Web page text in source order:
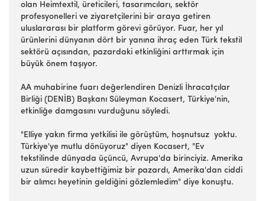
olan Heimtextil, üreticileri, tasarımcıları, sektör
profesyonelleri ve ziyaretçilerini bir araya getiren
uluslararası bir platform görevi görüyor. Fuar, her yıl
ürünlerini dünyanın dört bir yanına ihraç eden Türk tekstil
sektörü açısından, pazardaki etkinliğini arttırmak için
büyük önem taşıyor.
AA muhabirine fuarı değerlendiren Denizli İhracatçılar
Birliği (DENİB) Başkanı Süleyman Kocasert, Türkiye'nin,
etkinliğe damgasını vurduğunu söyledi.
"Elliye yakın firma yetkilisi ile görüştüm, hoşnutsuz yoktu.
Türkiye'ye mutlu dönüyoruz" diyen Kocasert, "Ev
tekstilinde dünyada üçüncü, Avrupa'da birinciyiz. Amerika
uzun süredir kaybettiğimiz bir pazardı, Amerika'dan ciddi
bir alımcı heyetinin geldiğini gözlemledim" diye konuştu.